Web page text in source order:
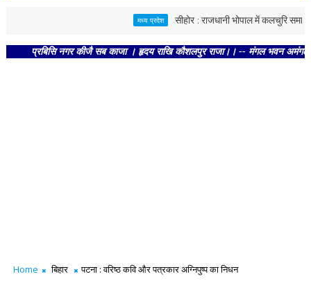
मध्य प्रदेश सीहोर : राजधानी भोपाल में कलचुरि समाज के
प्रबिसि नगर कीजै सब काजा । हृदय राखि कौशलपुर राजा।। -- मंगल भवन अमंगल
Home बिहार पटना : वरिष्ठ कवि और पत्रकार अग्निपुष्प का निधन